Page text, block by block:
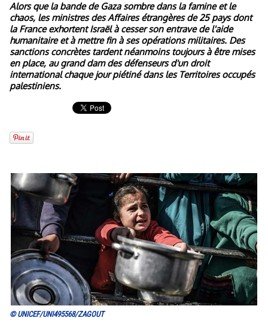
Alors que la bande de Gaza sombre dans la famine et le
chaos, les ministres des Affaires étrangères de 25 pays dont
la France exhortent Israël à cesser son entrave de l'aide
humanitaire et à mettre fin à ses opérations militaires. Des
sanctions concrètes tardent néanmoins toujours à être mises
en place, au grand dam des défenseurs d'un droit
international chaque jour piétiné dans les Territoires occupés
palestiniens.
© UNICEF/UNI495568/ZAGOUT